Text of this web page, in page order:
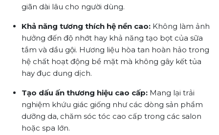
giãn dài lâu cho người dùng.
Khả năng tương thích hệ nền cao: Không làm ảnh
hưởng đến độ nhớt hay khả năng tạo bọt của sữa
tắm và dầu gội. Hương liệu hòa tan hoàn hảo trong
hệ chất hoạt động bề mặt mà không gây kết tủa
hay đục dung dịch.
Tạo dấu ấn thương hiệu cao cấp: Mang lại trải
nghiệm khứu giác giống như các dòng sản phẩm
dưỡng da, chăm sóc tóc cao cấp trong các salon
hoặc spa lớn.